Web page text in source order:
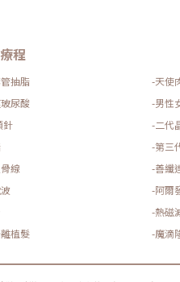
程
抽脂
-天使
尿酸
-男性
針
-二代
-第三
線
-善纖
-阿爾
-熱磁
植髮
-魔滴